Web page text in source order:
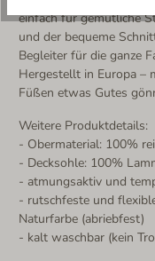
einfach für gemütliche
und der bequeme
Begleiter für die ganze
Hergestellt in Europa –
Füßen etwas Gutes
Weitere Produktdetails:
- Obermaterial: 100%
- Decksohle: 100%
- atmungsaktiv und
- rutschfeste und
Naturfarbe (abriebfest)
- kalt waschbar (kein